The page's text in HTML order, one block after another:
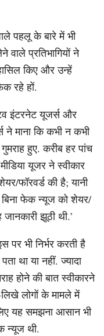
पहलू के बारे में भी
वाले प्रतिभागियों ने
किए और उन्हें
रहे हों.
इंटरनेट यूजर्स और
ने माना कि कभी न कभी
हुए. करीब हर पांच
यूजर ने स्वीकार
फॉरवर्ड की है; यानी
फेक न्यूज को शेयर/
झूठी थी.’
पर भी निर्भर करती है
था या नहीं. ज्यादा
होने की बात स्वीकारने
लोगों के मामले में
यह समझना आसान भी
न्यूज थी.